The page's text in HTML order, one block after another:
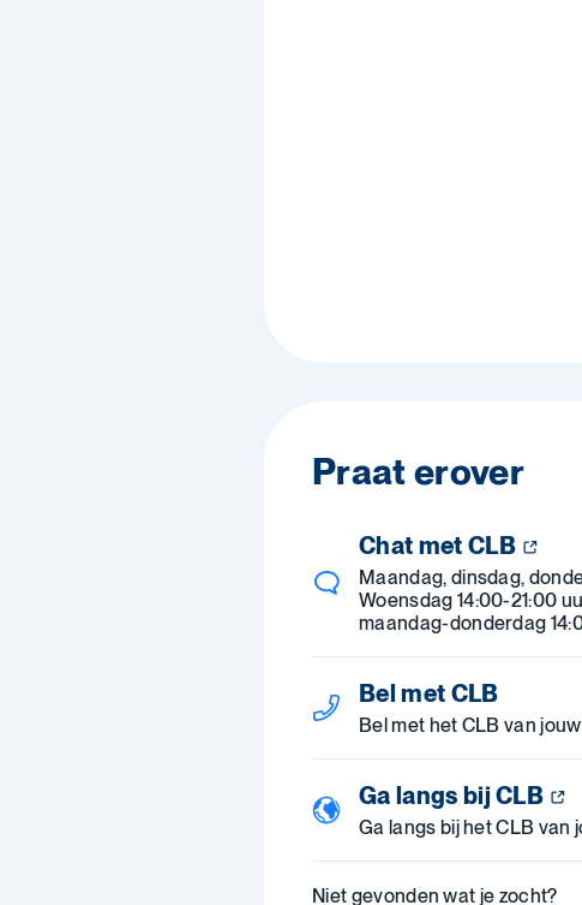
Praat erover
Chat met CLB
Maandag, dinsdag,
Woensdag 14:00-21:00
maandag-donderdag
Bel met CLB
Bel met het CLB van
Ga langs bij CLB
Ga langs bij het CLB van
Niet gevonden wat je zocht?